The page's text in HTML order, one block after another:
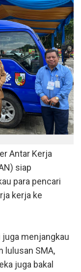
Antar Kerja
siap
para pencari
kerja ke
juga menjangkau
lulusan SMA,
juga bakal